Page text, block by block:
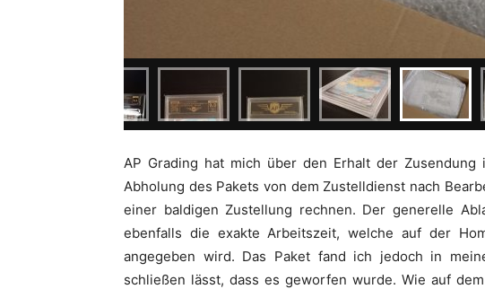
AP Grading hat mich über den Erhalt der
Abholung des Pakets von dem Zustelldienst nach
einer baldigen Zustellung rechnen. Der generelle
ebenfalls die exakte Arbeitszeit, welche auf der
angegeben wird. Das Paket fand ich jedoch in
schließen lässt, dass es geworfen wurde. Wie auf